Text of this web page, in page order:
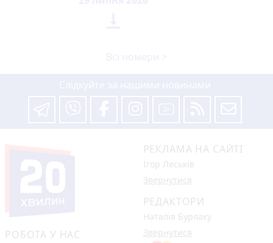
РОБОТА У НАС
РЕКЛАМА НА САЙТІ
Ігор Леськів
Звернутися
РЕДАКТОРИ
Наталія Бурлаку
Звернутися